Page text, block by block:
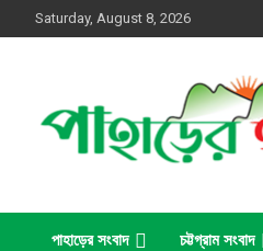
to
Saturday, August 8, 2026
পাহাড়ের আলো
পাহাড়ের সংবাদ চট্টগ্রাম সংবাদ